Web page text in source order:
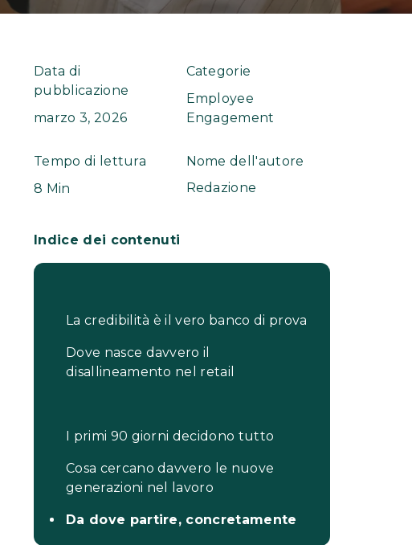
Data di
pubblicazione
marzo 3, 2026
Categorie
Employee
Engagement
Tempo di lettura
8 Min
Nome dell'autore
Redazione
Indice dei contenuti
La credibilità è il vero banco di prova
Dove nasce davvero il
disallineamento nel retail
I primi 90 giorni decidono tutto
Cosa cercano davvero le nuove
generazioni nel lavoro
Da dove partire, concretamente